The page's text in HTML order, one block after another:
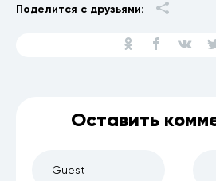
Поделится с друзьями:
Оставить